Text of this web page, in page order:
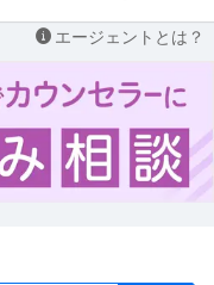
エージェントとは？